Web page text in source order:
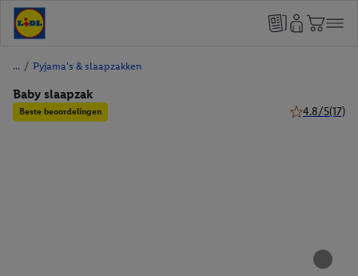
/ Pyjama's & slaapzakken
Baby slaapzak
Beste beoordelingen 4.8/5(17)